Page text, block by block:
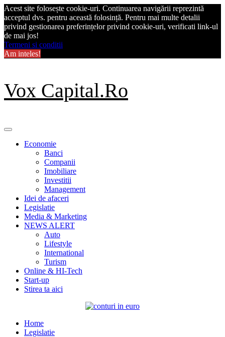
Acest site folosește cookie-uri. Continuarea navigării reprezintă
acceptul dvs. pentru această folosință. Pentru mai multe detalii
privind gestionarea preferințelor privind cookie-uri, verificati link-ul
de mai jos!
Termeni si conditii
Am inteles!
Skip
to
content
Vox Capital.Ro
Primary
Economie
Banci
Companii
Imobiliare
Investitii
Management
Idei de afaceri
Legislatie
Media & Marketing
NEWS ALERT
Auto
Lifestyle
International
Turism
Online & HI-Tech
Start-up
Stirea ta aici
Home
Legislatie